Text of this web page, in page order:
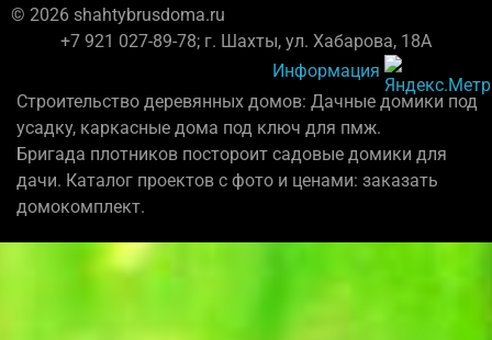
© 2026 shahtybrusdoma.ru
+7 921 027-89-78; г. Шахты, ул. Хабарова, 18А
Информация
Строительство деревянных домов: Дачные домики под
усадку, каркасные дома под ключ для пмж.
Бригада плотников постороит садовые домики для
дачи. Каталог проектов с фото и ценами: заказать
домокомплект.